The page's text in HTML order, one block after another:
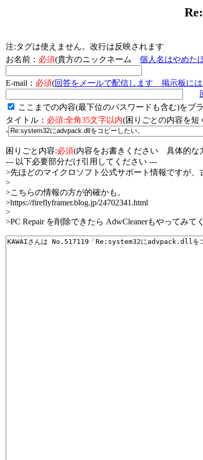
注:タグは使えません。改行は反映されます
お名前： 必須(貴方のニックネーム 個人名はやめた
E-mail： 必須(回答をメールで配信します 掲示板には
ここまでの内容(最下位のパスワードも含む)をブ
タイトル： 必須:全角35文字以内(困りごとの内容を
-
困りごと内容:必須(内容をお書きください 具体的な
--- 以下必要部分だけ引用してください ---
>先ほどのマイクロソフト公式サポート情報ですが、
>
>こちらの情報の方が的確かも。
>https://fireflyframer.blog.jp/24702341.html
>
>PC Repair を削除できたら AdwCleanerもやってみて